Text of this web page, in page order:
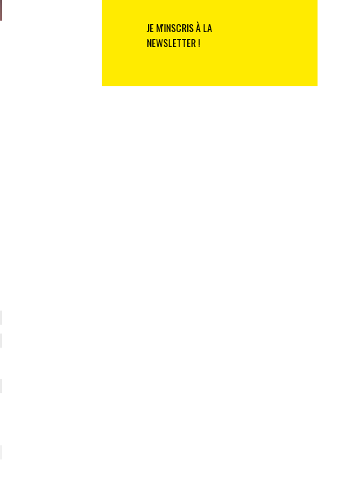
JE M'INSCRIS À LA
NEWSLETTER !